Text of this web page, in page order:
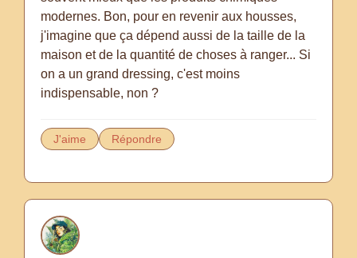
modernes. Bon, pour en revenir aux housses,
j'imagine que ça dépend aussi de la taille de la
maison et de la quantité de choses à ranger... Si
on a un grand dressing, c'est moins
indispensable, non ?
J'aime Répondre